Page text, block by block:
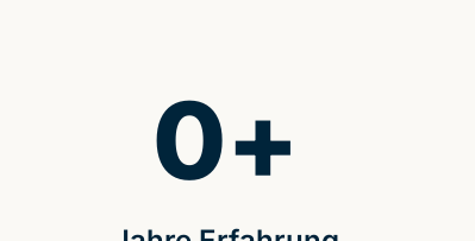
0+